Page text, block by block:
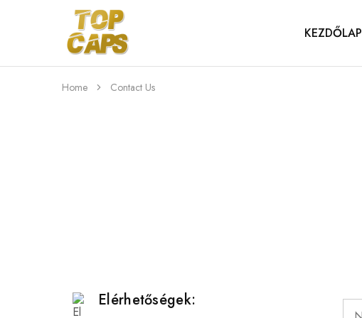
Top
Caps
Egyedi
emblémázott
sapkák
KEZDŐLAP
Home Contact Us
Elérhetőségek: